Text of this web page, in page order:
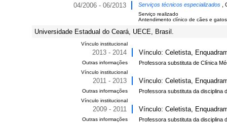
04/2006 - 06/2013 Serviços técnicos especializados
Serviço realizado
Antendimento clínico de cães e
Universidade Estadual do Ceará, UECE, Brasil.
Vínculo institucional
2013 - 2014 Vínculo: Celetista,
Outras informações Professora substituta de Clínica
Vínculo institucional
2011 - 2013 Vínculo: Celetista,
Outras informações Professora substituta da disciplina
Vínculo institucional
2009 - 2011 Vínculo: Celetista,
Outras informações Professora substituta da disciplina